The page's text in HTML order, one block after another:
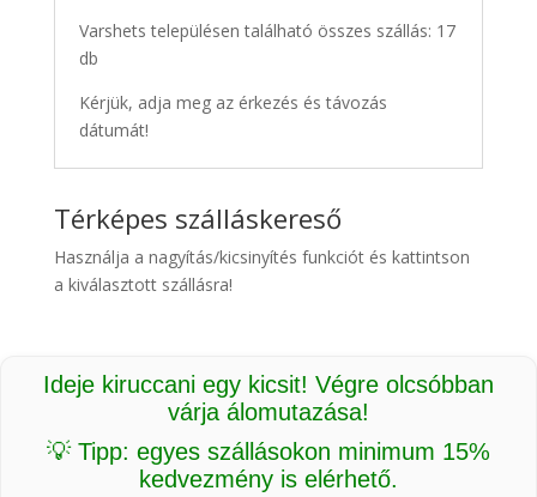
Varshets településen található összes szállás: 17
db
Kérjük, adja meg az érkezés és távozás
dátumát!
Térképes szálláskereső
Használja a nagyítás/kicsinyítés funkciót és kattintson
a kiválasztott szállásra!
Ideje kiruccani egy kicsit! Végre olcsóbban
várja álomutazása!
💡 Tipp: egyes szállásokon minimum 15%
kedvezmény is elérhető.